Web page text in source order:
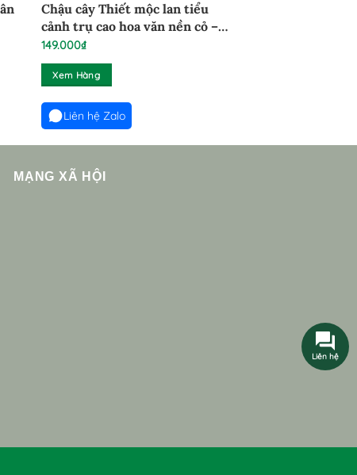
Chậu cây Thiết mộc lan tiểu
cảnh trụ cao hoa văn nền cỏ –
TML20525
149.000₫
Xem Hàng
Liên hệ Zalo
MẠNG XÃ HỘI
Liên hệ